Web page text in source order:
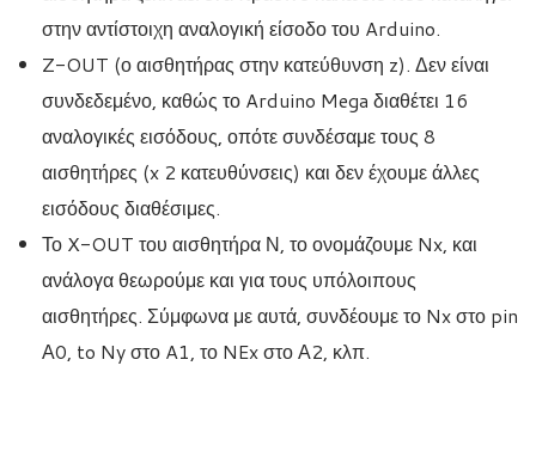
στην αντίστοιχη αναλογική είσοδο του Arduino.
Z-OUT (ο αισθητήρας στην κατεύθυνση z). Δεν είναι
συνδεδεμένο, καθώς το Arduino Mega διαθέτει 16
αναλογικές εισόδους, οπότε συνδέσαμε τους 8
αισθητήρες (x 2 κατευθύνσεις) και δεν έχουμε άλλες
εισόδους διαθέσιμες.
Το X-OUT του αισθητήρα Ν, το ονομάζουμε Nx, και
ανάλογα θεωρούμε και για τους υπόλοιπους
αισθητήρες. Σύμφωνα με αυτά, συνδέουμε το Nx στο pin
Α0, to Ny στο A1, το NEx στο Α2, κλπ.